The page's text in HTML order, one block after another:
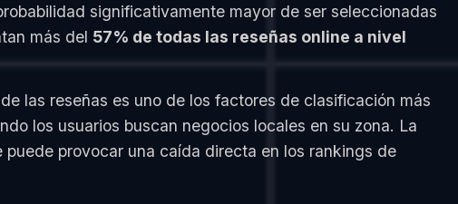
significativamente mayor de ser seleccionadas
más del 57% de todas las reseñas online a nivel
las reseñas es uno de los factores de clasificación más
los usuarios buscan negocios locales en su zona. La
provocar una caída directa en los rankings de